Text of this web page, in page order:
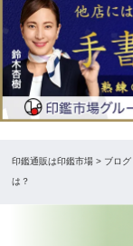
印鑑通販は印鑑市場 > ブログ
は？